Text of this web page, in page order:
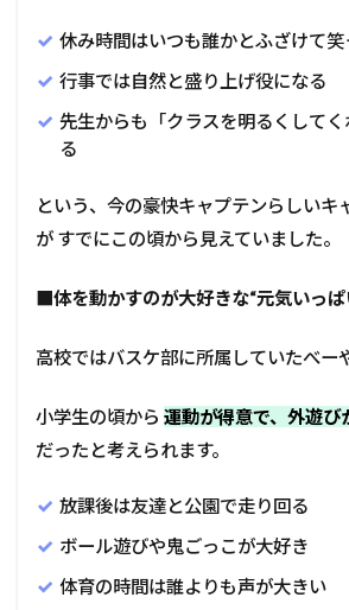
休み時間はいつも誰かとふざけて笑
行事では自然と盛り上げ役になる
先生からも「クラスを明るくして
る
という、今の豪快キャプテンらしいキ
が すでにこの頃から見えていました。
■体を動かすのが大好きな“元気いっぱ
高校ではバスケ部に所属していたべー
小学生の頃から 運動が得意で、外遊び
だったと考えられます。
放課後は友達と公園で走り回る
ボール遊びや鬼ごっこが大好き
体育の時間は誰よりも声が大きい